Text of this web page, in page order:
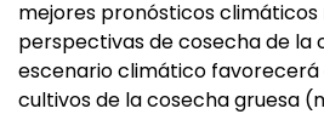
mejores pronósticos climáticos
perspectivas de cosecha de la
escenario climático favorecerá
cultivos de la cosecha gruesa